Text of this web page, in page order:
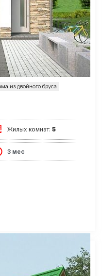
из двойного бруса
Жилых комнат:5
3 мес